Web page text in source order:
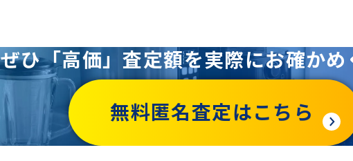
ぜひ「高価」査定額を実際にお確か
無料匿名査定はこちら